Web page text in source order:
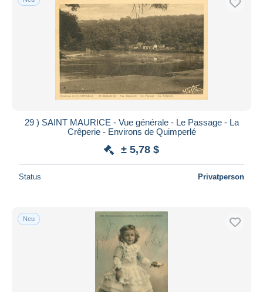
29 ) SAINT MAURICE - Vue générale - Le Passage - La
Crêperie - Environs de Quimperlé
± 5,78 $
Status Privatperson
Neu